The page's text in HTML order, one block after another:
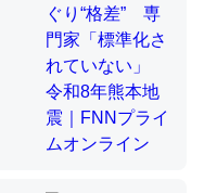
らんかった。調べたら
分の1程度。
「昆虫はなぜ海にいな